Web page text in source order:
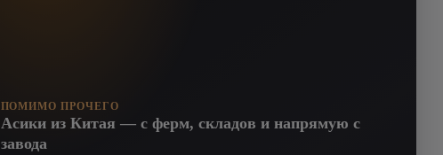
ПОМИМО ПРОЧЕГО
Асики из Китая — с ферм, складов и напрямую с
завода